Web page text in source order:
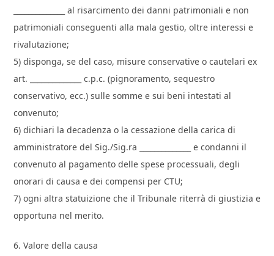
______________ al risarcimento dei danni patrimoniali e non
patrimoniali conseguenti alla mala gestio, oltre interessi e
rivalutazione;
5) disponga, se del caso, misure conservative o cautelari ex
art. ______________ c.p.c. (pignoramento, sequestro
conservativo, ecc.) sulle somme e sui beni intestati al
convenuto;
6) dichiari la decadenza o la cessazione della carica di
amministratore del Sig./Sig.ra ______________ e condanni il
convenuto al pagamento delle spese processuali, degli
onorari di causa e dei compensi per CTU;
7) ogni altra statuizione che il Tribunale riterrà di giustizia e
opportuna nel merito.
6. Valore della causa